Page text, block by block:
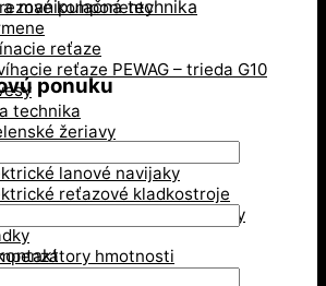
komponenty
reťaze
reťaze PEWAG – trieda G10
technika
žeriavy
lanové navijaky
reťazové kladkostroje
a hydraulické zdviháky
hmotnosti
manipulačná technika
ponuku